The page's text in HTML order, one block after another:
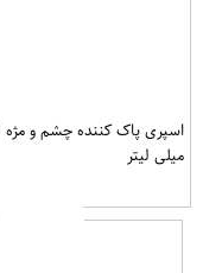
میلی لیتر